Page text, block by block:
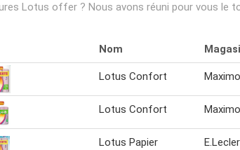
Lotus offer ? Nous avons réuni pour vous
Nom
Lotus Confort Maximo
Lotus Confort Maximo
Lotus Papier